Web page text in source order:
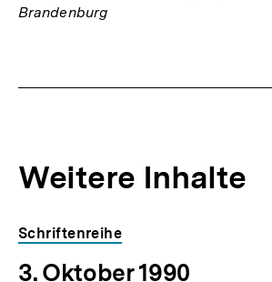
Brandenburg
Weitere Inhalte
Inhaltskarousell
für
weitere
Inhaltskarussell
überspringen
Schriftenreihe
3. Oktober 1990